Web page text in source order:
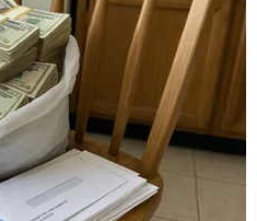
và Công ty Vietnam Grand
thuận hợp tác giai đoạn
du lịch Việt Nam và chặng
thế giới.